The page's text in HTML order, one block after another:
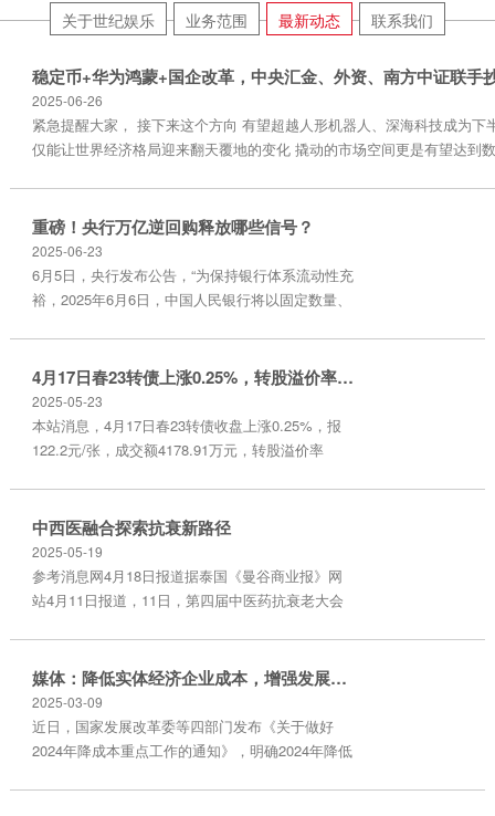
关于世纪娱乐 业务范围 最新动态 联系我们
2025-06-26
紧急提醒大家， 接下来这个方向 有望超越人形机器人、深海科技成为下
仅能让世界经济格局迎来翻天覆地的变化 撬动的市场空间更是有望达到
权威认证。 展开剩余74% 5月...
重磅！央行万亿逆回购释放哪些信号？
2025-06-23
6月5日，央行发布公告，“为保持银行体系流动性充
裕，2025年6月6日，中国人民银行将以固定数量、
是，相比以往每月最后一个交易日才发布公告的节
奏，此次为央行首次在月初公开开展买断式逆回购
操作，这也引发了市场的广泛关注。 央行“超常
规”操作的背后蕴含哪些深意？对宏观经济和资本市
4月17日春23转债上涨0.25%，转股溢价率25.61%
2025-05-23
本站消息，4月17日春23转债收盘上涨0.25%，报
122.2元/张，成交额4178.91万元，转股溢价率
年1.00%、第四年1.50%、第五年2.00%、第六年
2.50%。），对应正股名春秋电子，正股最新价为
10.02元，转股开始日为2023年9月25日，转股价为
10.3元。 以上内容...
中西医融合探索抗衰新路径
2025-05-19
参考消息网4月18日报道据泰国《曼谷商业报》网
站4月11日报道，11日，第四届中医药抗衰老大会
全球十余个国家的专家学者，共同探讨抗衰老研究
的前沿进展和未来图景。 近年来，抗衰老研究成为
世界生命科学领域关注的前沿和热点。加州大学洛
杉矶分校研究团队提出基于DNA甲基化数据的“表观
媒体：降低实体经济企业成本，增强发展内生动力
2025-03-09
近日，国家发展改革委等四部门发布《关于做好
2024年降成本重点工作的通知》，明确2024年降低